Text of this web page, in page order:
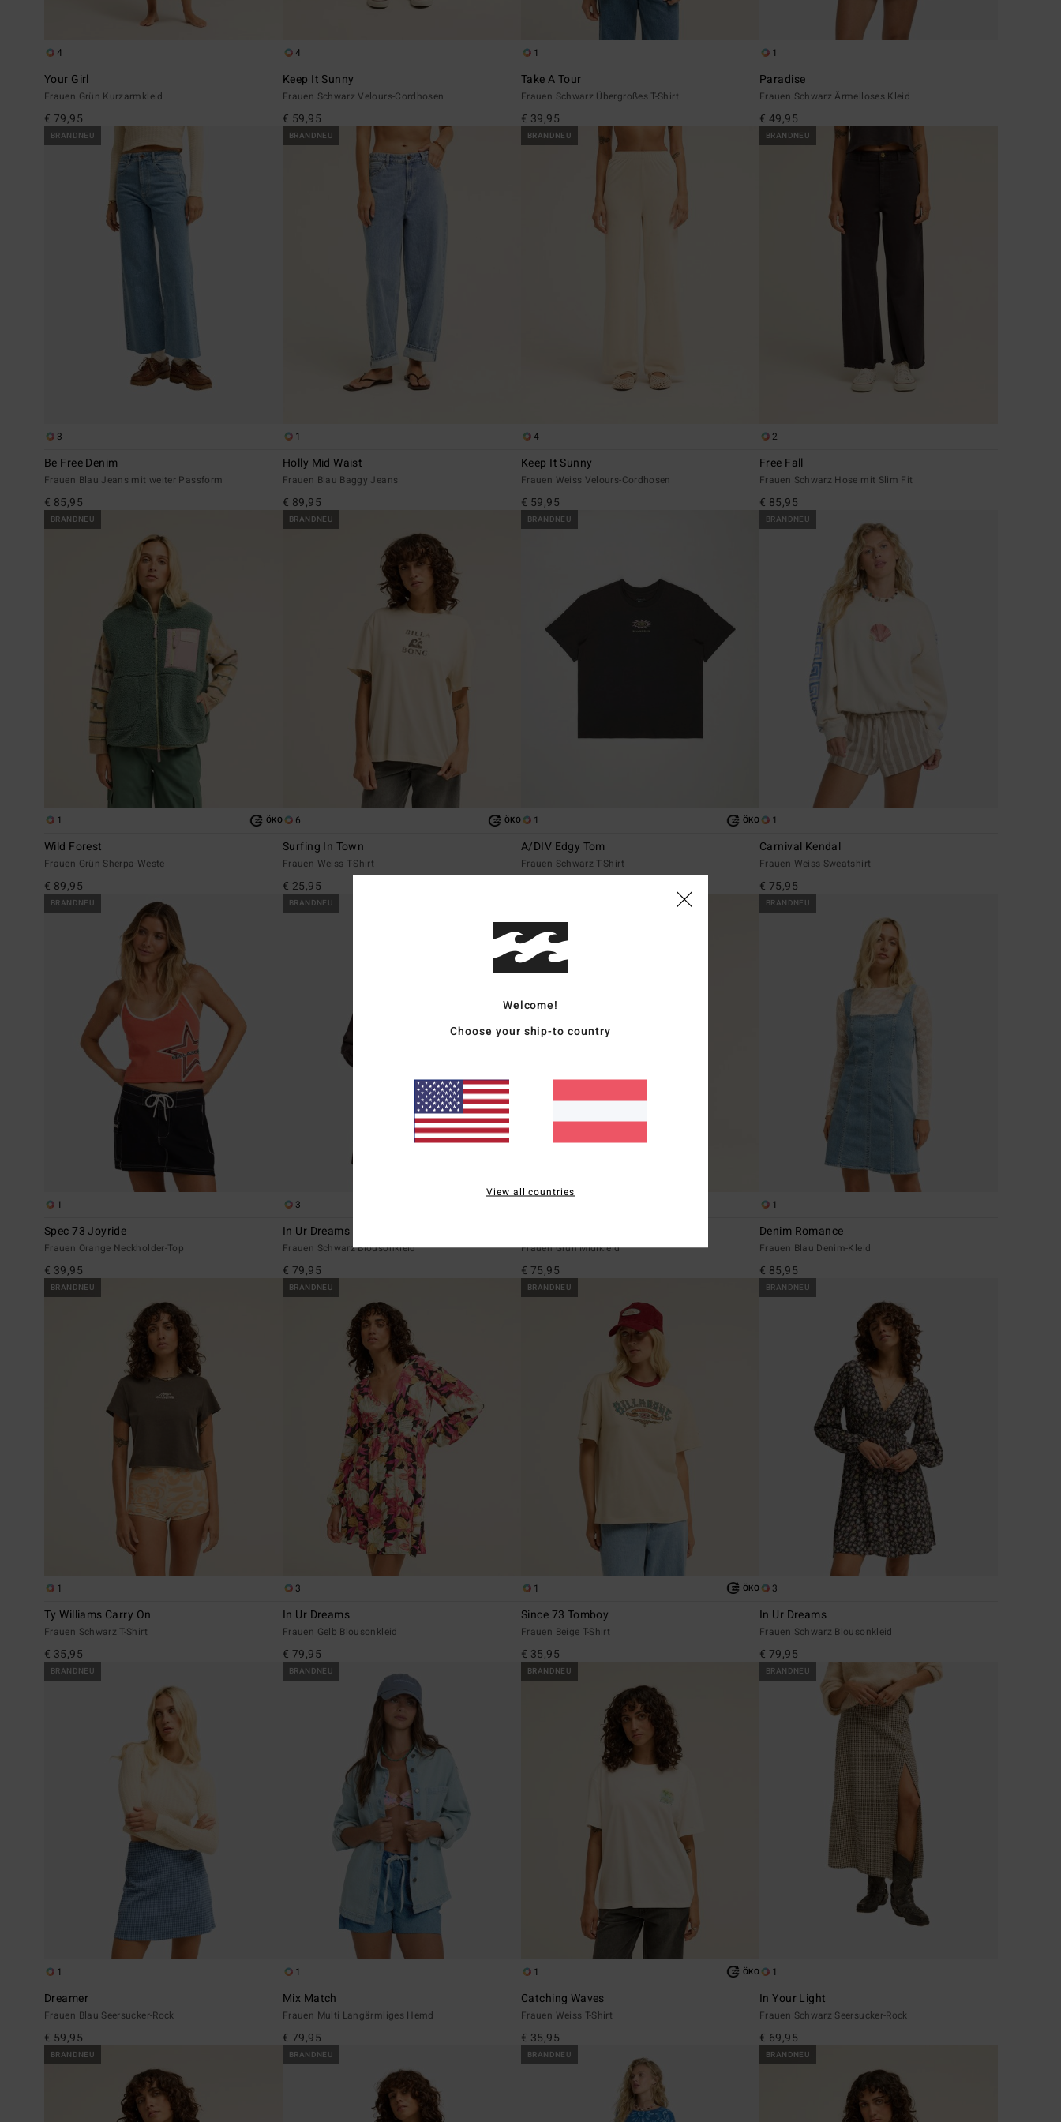
4
Your Girl
Frauen Grün Kurzarmkleid
€ 79,95
4
Keep It Sunny
Frauen Schwarz Velours-Cordhosen
€ 59,95
1
Take A Tour
Frauen Schwarz Übergroßes T-Shirt
€ 39,95
1
Paradise
Frauen Schwarz Ärmelloses Kleid
€ 49,95
BRANDNEU
3
Be Free Denim
Frauen Blau Jeans mit weiter Passform
€ 85,95
BRANDNEU
1
Holly Mid Waist
Frauen Blau Baggy Jeans
€ 89,95
BRANDNEU
4
Keep It Sunny
Frauen Weiss Velours-Cordhosen
€ 59,95
BRANDNEU
2
Free Fall
Frauen Schwarz Hose mit Slim Fit
€ 85,95
BRANDNEU
1 ÖKO
Wild Forest
Frauen Grün Sherpa-Weste
€ 89,95
BRANDNEU
6 ÖKO
Surfing In Town
Frauen Weiss T-Shirt
€ 25,95
BRANDNEU
1 ÖKO
A/DIV Edgy Tom
Frauen Schwarz T-Shirt
BRANDNEU
1
Carnival Kendal
Frauen Weiss Sweatshirt
€ 75,95
BRANDNEU
1
Spec 73 Joyride
Frauen Orange Neckholder-Top
€ 39,95
BRANDNEU
3
In Ur Dreams
Frauen Schwarz Blousonkleid
€ 79,95
Frauen Grün Midikleid
€ 75,95
BRANDNEU
1
Denim Romance
Frauen Blau Denim-Kleid
€ 85,95
BRANDNEU
1
Ty Williams Carry On
Frauen Schwarz T-Shirt
€ 35,95
BRANDNEU
3
In Ur Dreams
Frauen Gelb Blousonkleid
€ 79,95
BRANDNEU
1 ÖKO
Since 73 Tomboy
Frauen Beige T-Shirt
€ 35,95
BRANDNEU
3
In Ur Dreams
Frauen Schwarz Blousonkleid
€ 79,95
BRANDNEU
1
Dreamer
Frauen Blau Seersucker-Rock
€ 59,95
BRANDNEU
1
Mix Match
Frauen Multi Langärmliges Hemd
€ 79,95
BRANDNEU
1 ÖKO
Catching Waves
Frauen Weiss T-Shirt
€ 35,95
BRANDNEU
1
In Your Light
Frauen Schwarz Seersucker-Rock
€ 69,95
BRANDNEU BRANDNEU BRANDNEU BRANDNEU
Welcome!
Choose your ship-to country
View all countries